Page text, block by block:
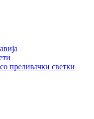
преливачки светки